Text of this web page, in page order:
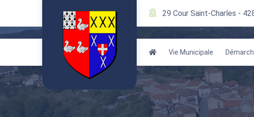
29 Cour Saint-Charles -
Vie Municipale